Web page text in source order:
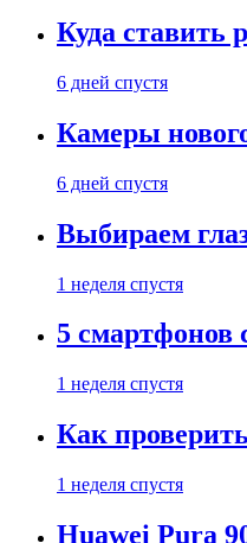
Куда ставить
6 дней спустя
Камеры
6 дней спустя
Выбираем
1 неделя спустя
5 смартфонов
1 неделя спустя
Как
1 неделя спустя
Huawei Pura